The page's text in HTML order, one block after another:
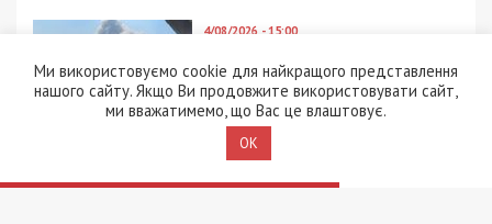
4/08/2026 - 15:00
Хмельницькому: слідство
перевіряє дві версії
В Одесі чоловік відкрив
Ми використовуємо cookie для найкращого представлення
нашого сайту. Якщо Ви продовжите використовувати сайт,
ми вважатимемо, що Вас це влаштовує.
OK